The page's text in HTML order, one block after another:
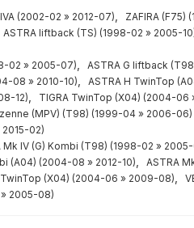
(2002-02 » 2012-07) ZAFIRA (F75)
ASTRA liftback (TS) (1998-02 » 2005-
02 » 2005-07) ASTRA G liftback
08 » 2010-10) ASTRA H TwinTop
12) TIGRA TwinTop (X04) (2004-06
(MPV) (T98) (1999-04 » 2006-06)
02)
Mk IV (G) Kombi (T98) (1998-02 »
(A04) (2004-08 » 2012-10) ASTRA
TwinTop (X04) (2004-06 » 2009-08)
» 2005-08)